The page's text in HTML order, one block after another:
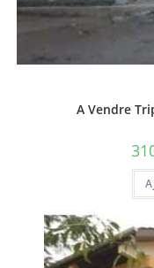
A Vendre